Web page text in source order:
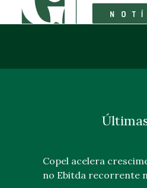
Copel acelera
no Ebitda recorrente